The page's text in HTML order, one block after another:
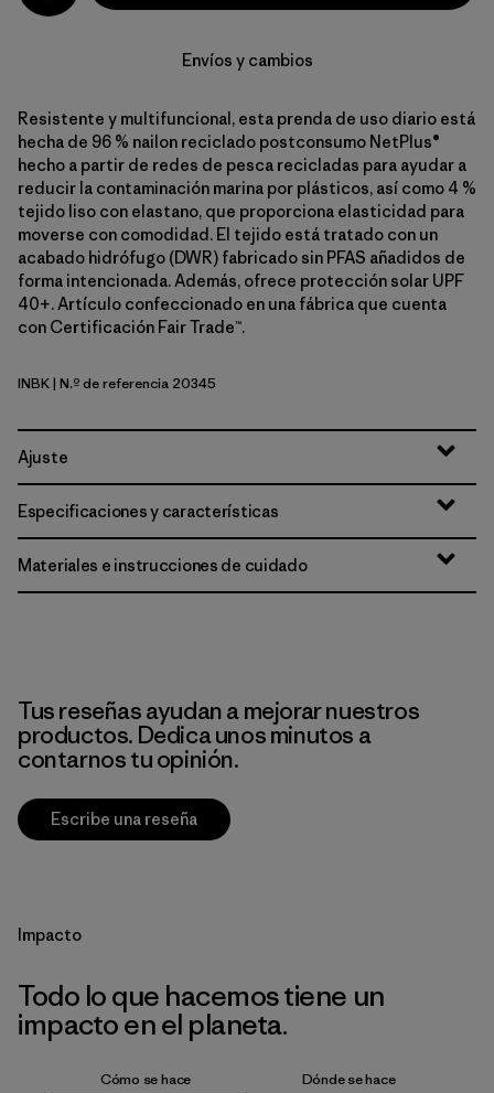
Envíos y cambios
Resistente y multifuncional, esta prenda de uso diario está
hecha de 96 % nailon reciclado postconsumo NetPlus®
hecho a partir de redes de pesca recicladas para ayudar a
reducir la contaminación marina por plásticos, así como 4 %
tejido liso con elastano, que proporciona elasticidad para
moverse con comodidad. El tejido está tratado con un
acabado hidrófugo (DWR) fabricado sin PFAS añadidos de
forma intencionada. Además, ofrece protección solar UPF
40+. Artículo confeccionado en una fábrica que cuenta
con Certificación Fair Trade™.
Ink Black
INBK| N.º de referencia 20345
Ajuste
Especificaciones y características
Materiales e instrucciones de cuidado
Tus reseñas ayudan a mejorar nuestros
productos. Dedica unos minutos a
contarnos tu opinión.
Escribe una reseña
Impacto
Todo lo que hacemos tiene un
impacto en el planeta.
Cómo se hace Dónde se hace